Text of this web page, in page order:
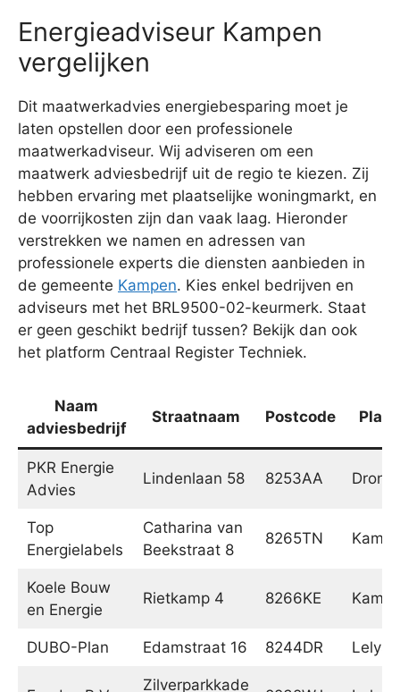
Energieadviseur Kampen
vergelijken
Dit maatwerkadvies energiebesparing moet je
laten opstellen door een professionele
maatwerkadviseur. Wij adviseren om een
maatwerk adviesbedrijf uit de regio te kiezen. Zij
hebben ervaring met plaatselijke woningmarkt, en
de voorrijkosten zijn dan vaak laag. Hieronder
verstrekken we namen en adressen van
professionele experts die diensten aanbieden in
de gemeente Kampen. Kies enkel bedrijven en
adviseurs met het BRL9500-02-keurmerk. Staat
er geen geschikt bedrijf tussen? Bekijk dan ook
het platform Centraal Register Techniek.
Naam
adviesbedrijf
Straatnaam Postcode
PKR Energie
Advies
Lindenlaan 58 8253AA
Top
Energielabels
Catharina van
Beekstraat 8
8265TN
Koele Bouw
en Energie
Rietkamp 4 8266KE
DUBO-Plan Edamstraat 16 8244DR
Zilverparkkade